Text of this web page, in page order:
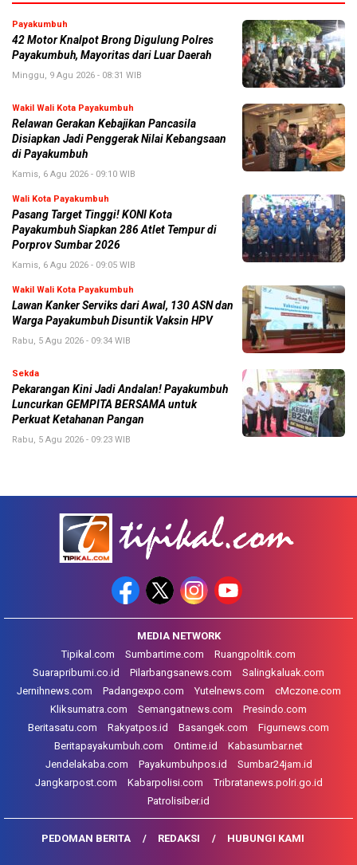
Payakumbuh
42 Motor Knalpot Brong Digulung Polres
Payakumbuh, Mayoritas dari Luar Daerah
Minggu, 9 Agu 2026 - 08:31 WIB
Wakil Wali Kota Payakumbuh
Relawan Gerakan Kebajikan Pancasila
Disiapkan Jadi Penggerak Nilai Kebangsaan
di Payakumbuh
Kamis, 6 Agu 2026 - 09:10 WIB
Wali Kota Payakumbuh
Pasang Target Tinggi! KONI Kota
Payakumbuh Siapkan 286 Atlet Tempur di
Porprov Sumbar 2026
Kamis, 6 Agu 2026 - 09:05 WIB
Wakil Wali Kota Payakumbuh
Lawan Kanker Serviks dari Awal, 130 ASN dan
Warga Payakumbuh Disuntik Vaksin HPV
Rabu, 5 Agu 2026 - 09:34 WIB
Sekda
Pekarangan Kini Jadi Andalan! Payakumbuh
Luncurkan GEMPITA BERSAMA untuk
Perkuat Ketahanan Pangan
Rabu, 5 Agu 2026 - 09:23 WIB
MEDIA NETWORK
Tipikal.com
Sumbartime.com
Ruangpolitik.com
Suarapribumi.co.id
Pilarbangsanews.com
Salingkaluak.com
Jernihnews.com
Padangexpo.com Yutelnews.com
cMczone.com
Kliksumatra.com
Semangatnews.com
Presindo.com
Beritasatu.com
Rakyatpos.id Basangek.com
Figurnews.com
Beritapayakumbuh.com
Ontime.id
Kabasumbar.net
Jendelakaba.com
Payakumbuhpos.id
Sumbar24jam.id
Jangkarpost.com
Kabarpolisi.com
Tribratanews.polri.go.id
Patrolisiber.id
PEDOMAN BERITA REDAKSI HUBUNGI KAMI